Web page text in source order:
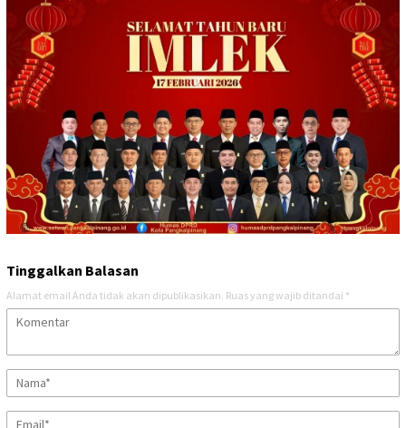
Tinggalkan Balasan
Alamat email Anda tidak akan dipublikasikan. Ruas yang wajib ditandai *